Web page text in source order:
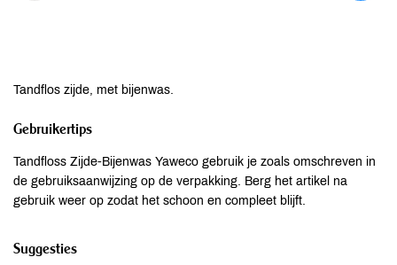
Tandflos zijde, met bijenwas.
Gebruikertips
Tandfloss Zijde-Bijenwas Yaweco gebruik je zoals omschreven in
de gebruiksaanwijzing op de verpakking. Berg het artikel na
gebruik weer op zodat het schoon en compleet blijft.
Suggesties